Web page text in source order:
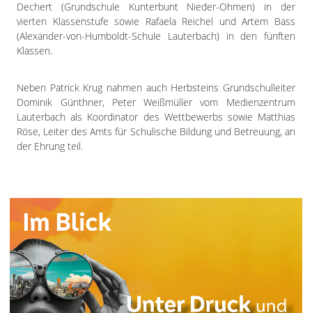
Dechert (Grundschule Kunterbunt Nieder-Ohmen) in der
vierten Klassenstufe sowie Rafaela Reichel und Artem Bass
(Alexander-von-Humboldt-Schule Lauterbach) in den fünften
Klassen.
Neben Patrick Krug nahmen auch Herbsteins Grundschulleiter
Dominik Günthner, Peter Weißmüller vom Medienzentrum
Lauterbach als Koordinator des Wettbewerbs sowie Matthias
Röse, Leiter des Amts für Schulische Bildung und Betreuung, an
der Ehrung teil.